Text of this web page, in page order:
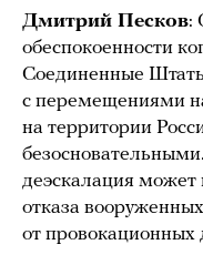
Дмитрий Песков:
обеспокоенности
Соединенные
с перемещениями
на территории
деэскалация может
отказа
от провокационных